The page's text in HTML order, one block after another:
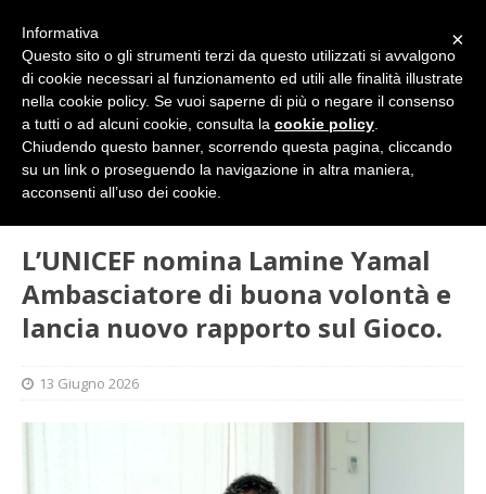
L'ALTRA PAGINA
L’UNICEF nomina Lamine Yamal
Ambasciatore di buona volontà e lancia nuovo rapporto sul Gioco.
L’UNICEF nomina Lamine Yamal
Ambasciatore di buona volontà e
lancia nuovo rapporto sul Gioco.
13 Giugno 2026
×
Informativa
Questo sito o gli strumenti terzi da questo utilizzati si avvalgono
di cookie necessari al funzionamento ed utili alle finalità illustrate
nella cookie policy. Se vuoi saperne di più o negare il consenso
a tutti o ad alcuni cookie, consulta la cookie policy
Chiudendo questo banner, scorrendo questa pagina, cliccando
su un link o proseguendo la navigazione in altra maniera,
acconsenti all’uso dei cookie.